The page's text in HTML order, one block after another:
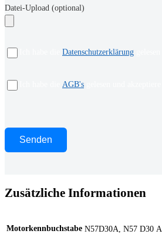
Datei-Upload (optional)
Datenschutzerklärung
AGB's
Zusätzliche Informationen
Motorkennbuchstabe N57D30A, N57 D30 A